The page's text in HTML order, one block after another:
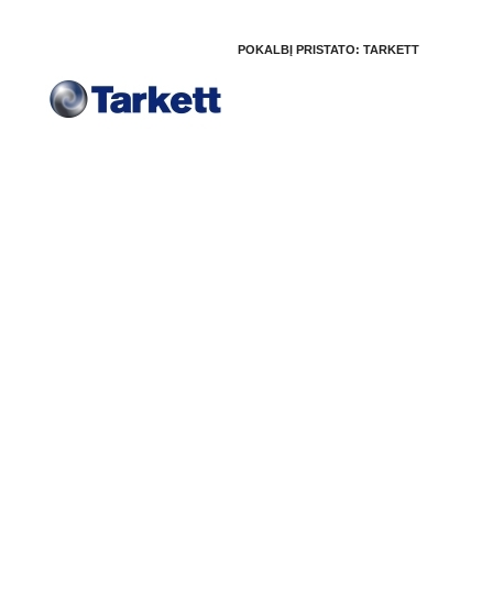
POKALBĮ PRISTATO: TARKETT